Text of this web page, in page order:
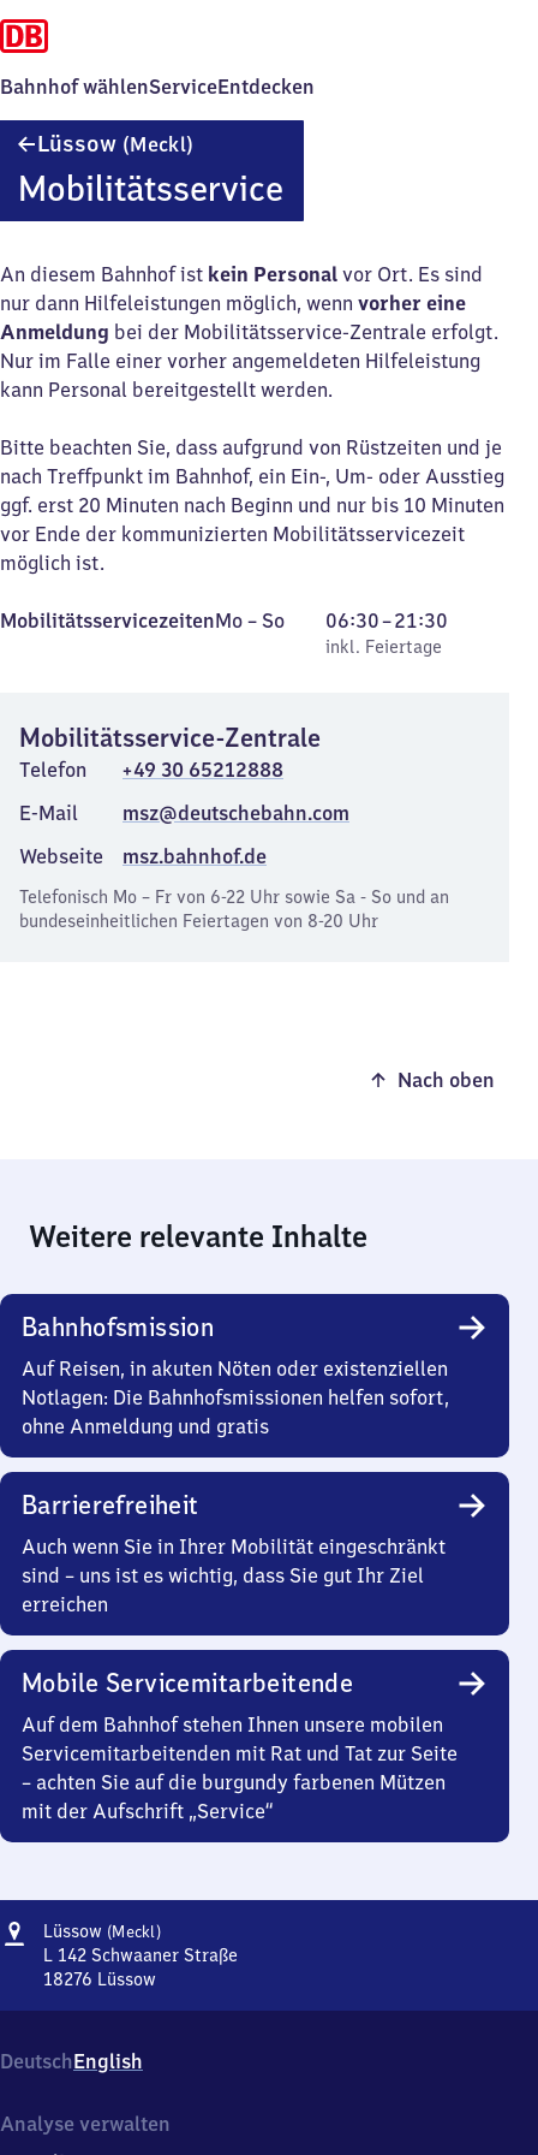
Bahnhof wählenServiceEntdecken
Lüssow (Meckl)
Mobilitätsservice
An diesem Bahnhof ist kein Personal vor Ort. Es sind
nur dann Hilfeleistungen möglich, wenn vorher eine
Anmeldung bei der Mobilitätsservice-Zentrale erfolgt.
Nur im Falle einer vorher angemeldeten Hilfeleistung
kann Personal bereitgestellt werden.
Bitte beachten Sie, dass aufgrund von Rüstzeiten und je
nach Treffpunkt im Bahnhof, ein Ein-, Um- oder Ausstieg
ggf. erst 20 Minuten nach Beginn und nur bis 10 Minuten
vor Ende der kommunizierten Mobilitätsservicezeit
möglich ist.
MobilitätsservicezeitenMontag
Mo – So,
inkl. Feiertage
06:30–21:30
Von
6
30
inkl. Feiertage
Mobilitätsservice-Zentrale
Telefon
+49 30 65212888
E-Mail
msz@deutschebahn.com
Webseite
msz.bahnhof.de
Telefonisch Mo – Fr von 6-22 Uhr sowie Sa - So und an
bundeseinheitlichen Feiertagen von 8-20 Uhr
Nach oben
Weitere relevante Inhalte
Bahnhofsmission
Auf Reisen, in akuten Nöten oder existenziellen
Notlagen: Die Bahnhofsmissionen helfen sofort,
ohne Anmeldung und gratis
Barrierefreiheit
Auch wenn Sie in Ihrer Mobilität eingeschränkt
sind – uns ist es wichtig, dass Sie gut Ihr Ziel
erreichen
Mobile Servicemitarbeitende
Auf dem Bahnhof stehen Ihnen unsere mobilen
Servicemitarbeitenden mit Rat und Tat zur Seite
– achten Sie auf die burgundy farbenen Mützen
mit der Aufschrift „Service“
Adresse
Lüssow (Meckl)Lüssow
(Mecklenburg)
L 142 Schwaaner Straße
18276 Lüssow
L
142
Straße,
DeutschEnglish
Analyse verwalten